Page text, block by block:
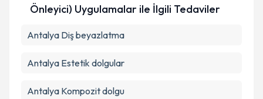
Önleyici) Uygulamalar ile İlgili Tedaviler
Antalya Diş beyazlatma
Antalya Estetik dolgular
Antalya Kompozit dolgu